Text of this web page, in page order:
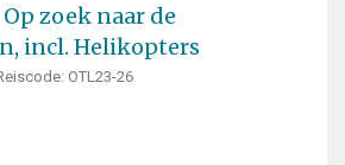
zoek naar de
incl. Helikopters
OTL23-26